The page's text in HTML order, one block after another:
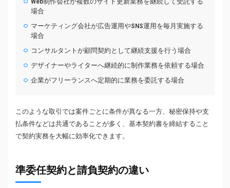
場合
マーケティング会社が広告運用やSNS運用を毎月実施する
場合
コンサルタントが顧問契約として継続支援を行う場合
デザイナーやライターへ継続的に制作業務を依頼する場合
企業がフリーランスへ定期的に業務を委託する場合
このような取引では案件ごとに条件が異なる一方、秘密保持や支
払条件などは共通であることが多く、基本契約書を締結すること
で契約実務を大幅に効率化できます。
準委任契約と請負契約の違い